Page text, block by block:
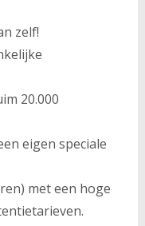
zelf!
20.000
eigen speciale
met een hoge